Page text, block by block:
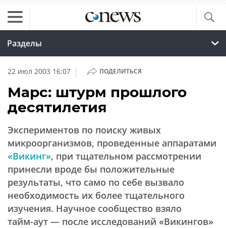
Разделы
22 июл 2003 16:07 | ПОДЕЛИТЬСЯ
Марс: штурм прошлого
десятилетия
Экспериментов по поиску живых
микроорганизмов, проведенные аппаратами
«Викинг», при тщательном рассмотрении
принесли вроде бы положительные
результаты, что само по себе вызвало
необходимость их более тщательного
изучения. Научное сообщество взяло
тайм-аут — после исследований «Викингов»